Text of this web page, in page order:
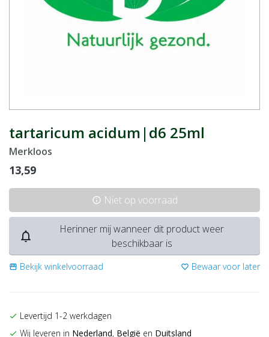
tartaricum acidum|d6 25ml
Merkloos
13,59
info Niet op voorraad
notifications_none
Herinner mij wanneer dit product weer
beschikbaar is
storefront Bekijk winkelvoorraad favorite_border Bewaar voor later
check Levertijd 1-2 werkdagen
check Wij leveren in Nederland, België en Duitsland